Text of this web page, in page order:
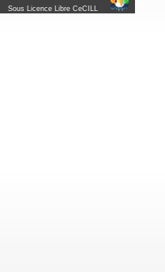
Sous Licence Libre CeCILL